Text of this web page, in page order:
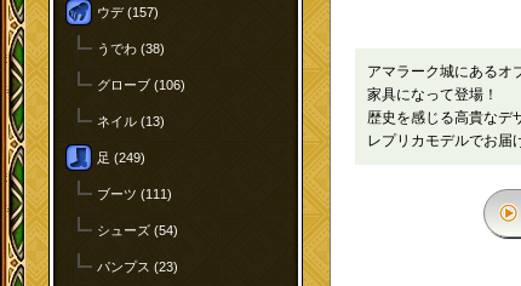
ウデ (157)
うでわ (38)
グローブ (106)
ネイル (13)
足 (249)
ブーツ (111)
シューズ (54)
パンプス (23)
アマラーク城にあるオ
家具になって登場！
歴史を感じる高貴なデ
レプリカモデルでお届